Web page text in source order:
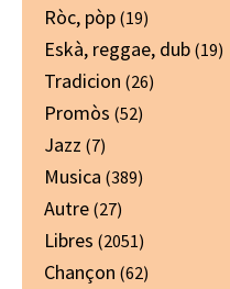
Ròc, pòp (19)
Eskà, reggae, dub (19)
Tradicion (26)
Promòs (52)
Jazz (7)
Musica (389)
Autre (27)
Libres (2051)
Chançon (62)